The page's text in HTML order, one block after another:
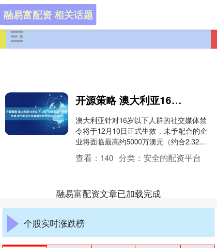
融易富配资 相关话题
开源策略 澳大利亚16岁以下人群“社媒禁令”即将生效 未予配合企业最高可罚约5000万澳元
澳大利亚针对16岁以下人群的社交媒体禁
令将于12月10日正式生效，未予配合的企
业将面临最高约5000万澳元（约合2.32亿
元人民币）罚款。澳大利亚政府12月3日....
查看： 140 分类： 安全的配资平台
融易富配资文章已加载完成
个股实时涨跌榜